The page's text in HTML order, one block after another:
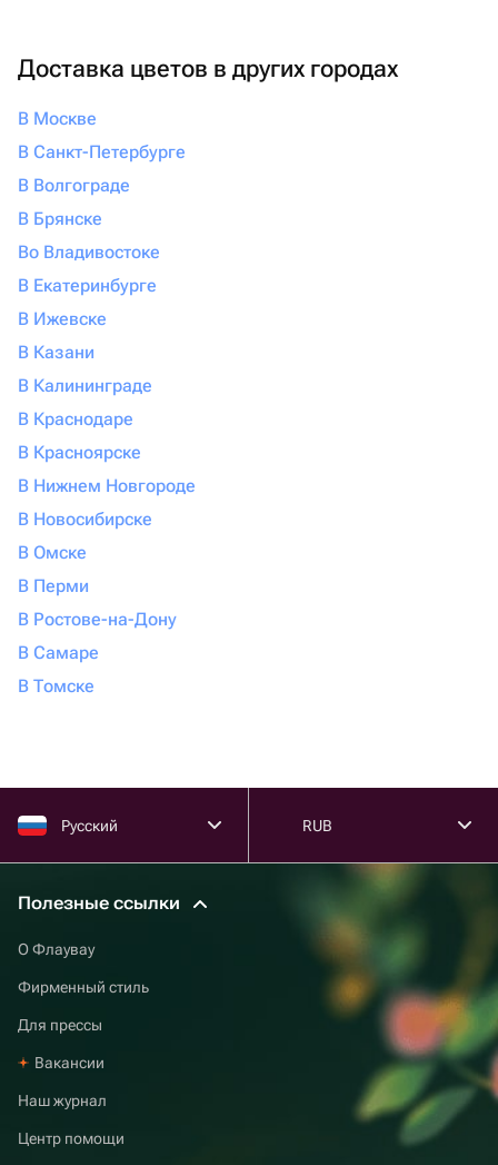
Доставка цветов в других городах
В Москве
В Санкт-Петербурге
В Волгограде
В Брянске
Во Владивостоке
В Екатеринбурге
В Ижевске
В Казани
В Калининграде
В Краснодаре
В Красноярске
В Нижнем Новгороде
В Новосибирске
В Омске
В Перми
В Ростове-на-Дону
В Самаре
В Томске
Русский RUB
Полезные ссылки
О Флаувау
Фирменный стиль
Для прессы
Вакансии
Наш журнал
Центр помощи